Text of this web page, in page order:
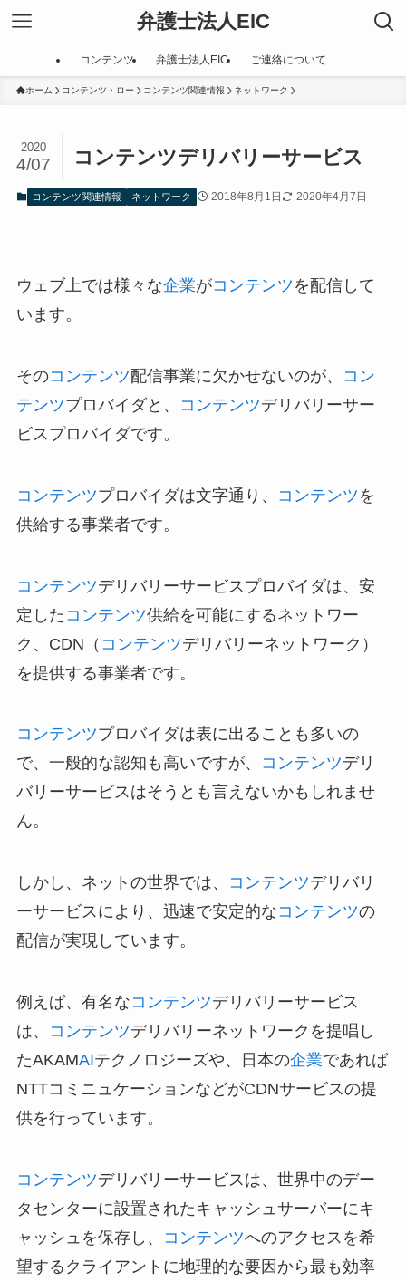
弁護士法人EIC
コンテンツ 弁護士法人EIC ご連絡について
ホーム コンテンツ・ロー コンテンツ関連情報 ネットワーク
コンテンツデリバリーサービス
2020
4/07
コンテンツ関連情報 ネットワーク 2018年8月1日 2020年4月7日
ウェブ上では様々な企業がコンテンツ を配信して
います。
そのコンテンツ配信事業に欠かせないのが、
コン
テンツプロバイダと、 コンテンツデリバリーサー
ビスプロバイダです。
コンテンツプロバイダは文字通り、 コンテンツ を
供給する事業者です。
コンテンツデリバリーサービスプロバイダは、安
定した コンテンツ供給を可能にするネットワー
ク、CDN（ コンテンツデリバリーネットワーク）
を提供する事業者です。
コンテンツプロバイダは表に出ることも多いの
で、一般的な認知も高いですが、
コンテンツデリ
バリーサービスはそうとも言えないかもしれませ
ん。
しかし、ネットの世界では、 コンテンツデリバリ
ーサービスにより、迅速で安定的なコンテンツの
配信が実現しています。
例えば、有名なコンテンツデリバリーサービス
は、
コンテンツデリバリーネットワークを提唱し
たAKAMAIテクノロジーズや、日本の企業であれば
NTTコミニュケーションなどがCDNサービスの提
供を行っています。
コンテンツデリバリーサービスは、世界中のデー
タセンターに設置されたキャッシュサーバーにキ
ャッシュを保存し、
コンテンツへのアクセスを希
望するクライアントに地理的な要因から最も効率